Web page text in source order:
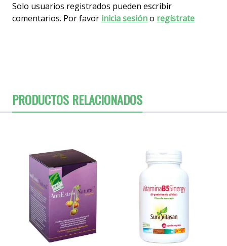
Solo usuarios registrados pueden escribir
comentarios. Por favor inicia sesióno regístrate
PRODUCTOS RELACIONADOS